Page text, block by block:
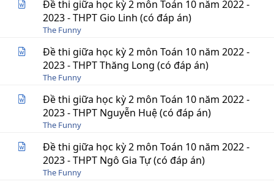
Đề thi giữa học kỳ 2 môn Toán 10 năm 2022 -
2023 - THPT Gio Linh (có đáp án)
The Funny
Đề thi giữa học kỳ 2 môn Toán 10 năm 2022 -
2023 - THPT Thăng Long (có đáp án)
The Funny
Đề thi giữa học kỳ 2 môn Toán 10 năm 2022 -
2023 - THPT Nguyễn Huệ (có đáp án)
The Funny
Đề thi giữa học kỳ 2 môn Toán 10 năm 2022 -
2023 - THPT Ngô Gia Tự (có đáp án)
The Funny